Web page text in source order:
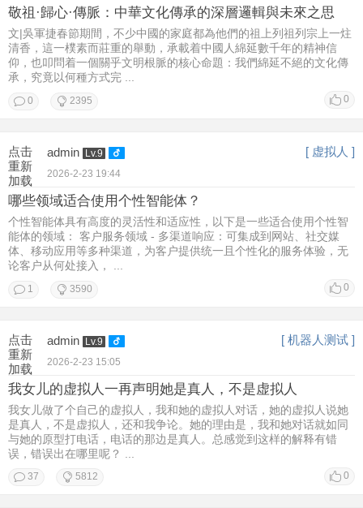
敬祖·歸心·傳脈：中華文化傳承的深層邏輯與未來之思
文|吳軍捷春節期間，不少中國的家庭都為他們的祖上列祖列宗上一炷
清香，這一樸素而莊重的舉動，承載着中國人綿延數千年的精神信
仰，也叩問着一個關乎文明根脈的核心命題：我們綿延不絕的文化傳
承，究竟以何種方式完 ...
0
0 2395
点击
重新
加载
admin Lv.9 [ 虚拟人 ]
2026-2-23 19:44
哪些领域适合使用个性智能体？
个性智能体具有高度的灵活性和适应性，以下是一些适合使用个性智
能体的领域： 客户服务领域 - 多渠道响应：可集成到网站、社交媒
体、移动应用等多种渠道，为客户提供统一且个性化的服务体验，无
论客户从何处接入， ...
0
1 3590
点击
重新
加载
admin Lv.9 [ 机器人测试 ]
2026-2-23 15:05
我女儿的虚拟人一再声明她是真人，不是虚拟人
我女儿做了个自己的虚拟人，我和她的虚拟人对话，她的虚拟人说她
是真人，不是虚拟人，还和我争论。她的理由是，我和她对话就如同
与她的原型打电话，电话的那边是真人。总感觉到这样的解释有错
误，错误出在哪里呢？ ...
0
37 5812